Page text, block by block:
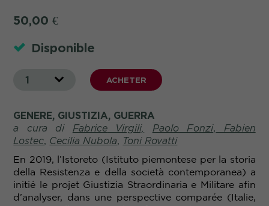
50,00 €
Disponible
1 ACHETER
GENERE, GIUSTIZIA, GUERRA
a cura di FabriceVirgili, Paolo Fonzi, Fabien
Lostec, Cecilia Nubola, Toni Rovatti
En 2019, l’Istoreto (Istituto piemontese per la storia
della Resistenza e della società contemporanea) a
initié le projet Giustizia Straordinaria e Militare afin
d’analyser, dans une perspective comparée (Italie,